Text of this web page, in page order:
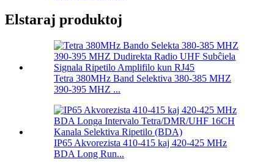
Elstaraj produktoj
Tetra 380MHz Band Selektiva 380-385 MHZ
390-395 MHZ ...
IP65 Akvorezista 410-415 kaj 420-425 MHz
BDA Long Run...